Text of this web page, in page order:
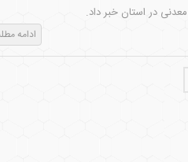
ادامه